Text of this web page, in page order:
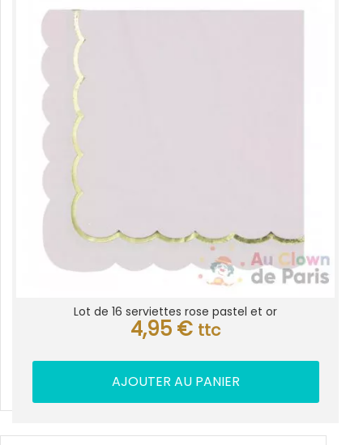
Lot de 16 serviettes rose pastel et or
4,95 € ttc
AJOUTER AU PANIER